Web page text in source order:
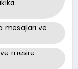
mesajları ve
mesire